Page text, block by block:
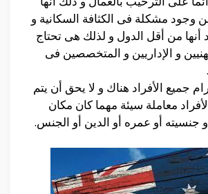
وجود مشكلة فى الكثافة السكانية و
أنها من أقل الدول و لذلك هى تحتاج
و الإداريين و المتخصصين فى
جميع الأفراد هناك و لا يحق أن يتم
معاملة سيئة مهما كان مكان
جنسيته أو عمره أو الدين أو الجنس.